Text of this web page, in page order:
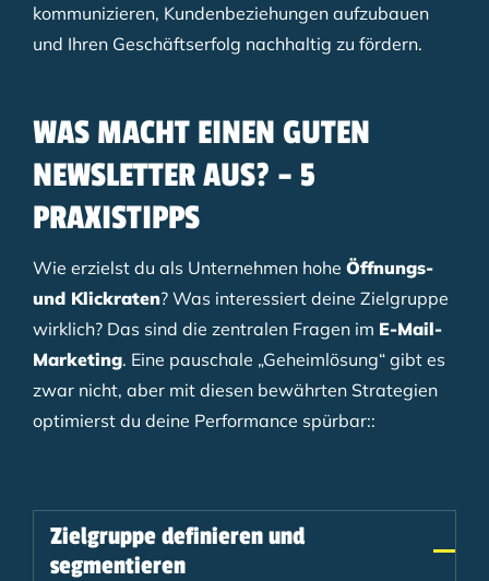
kommunizieren, Kundenbeziehungen aufzubauen
und Ihren Geschäftserfolg nachhaltig zu fördern.
WAS MACHT EINEN GUTEN
NEWSLETTER AUS? – 5
PRAXISTIPPS
Wie erzielst du als Unternehmen hohe Öffnungs-
und Klickraten? Was interessiert deine Zielgruppe
wirklich? Das sind die zentralen Fragen im E-Mail-
Marketing. Eine pauschale „Geheimlösung“ gibt es
zwar nicht, aber mit diesen bewährten Strategien
optimierst du deine Performance spürbar::
Zielgruppe definieren und
segmentieren